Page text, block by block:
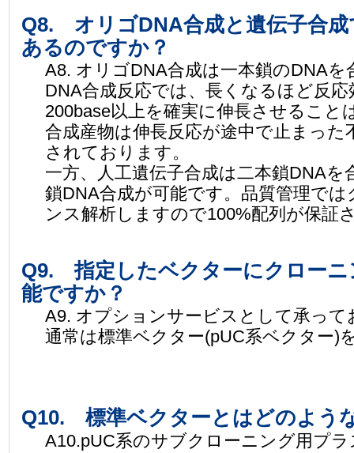
Q8. オリゴDNA合成と遺伝子合
あるのですか？
A8. オリゴDNA合成は一本鎖のDNA
DNA合成反応では、長くなるほど反
200base以上を確実に伸長させること
合成産物は伸長反応が途中で止まっ
されております。
一方、人工遺伝子合成は二本鎖DNA
鎖DNA合成が可能です。品質管理で
ンス解析しますので100%配列が保証
Q9. 指定したベクターにクロー
能ですか？
A9. オプションサービスとして承って
通常は標準ベクター(pUC系ベクター)
Q10. 標準ベクターとはどのよう
A10.pUC系のサブクローニング用プ